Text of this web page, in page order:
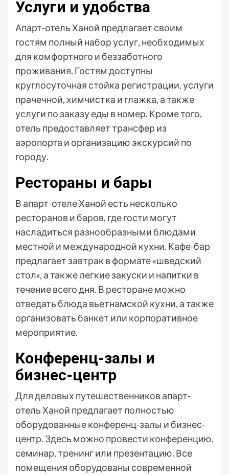
Услуги и удобства
Апарт-отель Ханой предлагает своим
гостям полный набор услуг, необходимых
для комфортного и беззаботного
проживания. Гостям доступны
круглосуточная стойка регистрации, услуги
прачечной, химчистка и глажка, а также
услуги по заказу еды в номер. Кроме того,
отель предоставляет трансфер из
аэропорта и организацию экскурсий по
городу.
Рестораны и бары
В апарт-отеле Ханой есть несколько
ресторанов и баров, где гости могут
насладиться разнообразными блюдами
местной и международной кухни. Кафе-бар
предлагает завтрак в формате «шведский
стол», а также легкие закуски и напитки в
течение всего дня. В ресторане можно
отведать блюда вьетнамской кухни, а также
организовать банкет или корпоративное
мероприятие.
Конференц-залы и
бизнес-центр
Для деловых путешественников апарт-
отель Ханой предлагает полностью
оборудованные конференц-залы и бизнес-
центр. Здесь можно провести конференцию,
семинар, тренинг или презентацию. Все
помещения оборудованы современной